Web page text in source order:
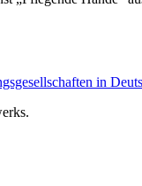
in